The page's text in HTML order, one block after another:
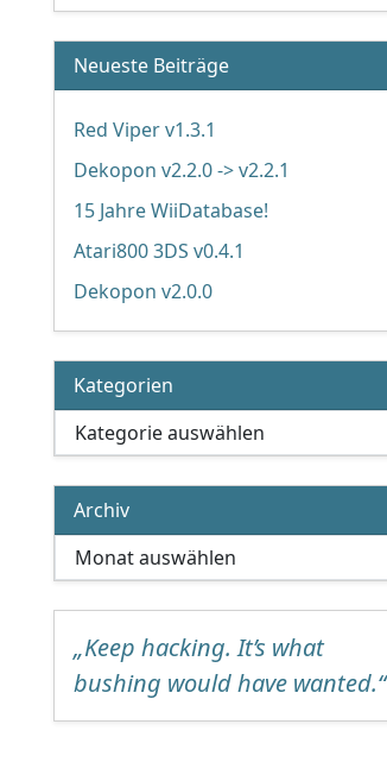
Neueste Beiträge
Red Viper v1.3.1
Dekopon v2.2.0 -> v2.2.1
15 Jahre WiiDatabase!
Atari800 3DS v0.4.1
Dekopon v2.0.0
Kategorien
Kategorien
Archiv
Archiv
„Keep hacking. It’s what
bushing would have wanted.“